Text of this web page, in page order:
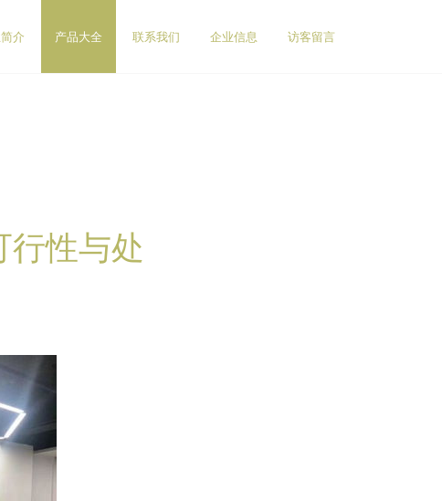
介 产品大全 联系我们 企业信息 访客留言
行性与处